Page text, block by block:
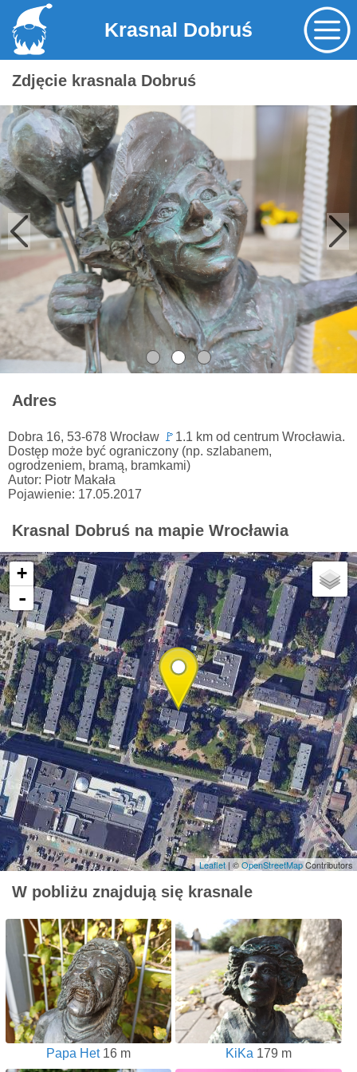
Krasnal Dobruś
Zdjęcie krasnala Dobruś
Adres
Dobra 16, 53-678 Wrocław 🚩 1.1 km od centrum Wrocławia.
Dostęp może być ograniczony (np. szlabanem,
ogrodzeniem, bramą, bramkami)
Autor: Piotr Makała
Pojawienie: 17.05.2017
Krasnal Dobruś na mapie Wrocławia
+
-
Leaflet| ©OpenStreetMapContributors
W pobliżu znajdują się krasnale
Papa Het16 m KiKa 179 m